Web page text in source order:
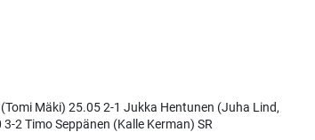
Mäki) 25.05 2-1 Jukka Hentunen (Juha Lind,
2 Timo Seppänen (Kalle Kerman) SR